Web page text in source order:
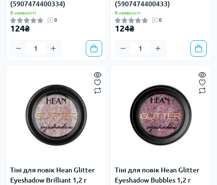
(5907474400334)
В наявності
0
124₴
(5907474400433)
В наявності
0
124₴
Тіні для повік Hean Glitter
Eyeshadow Brilliant 1,2 г
Тіні для повік Hean Glitter
Eyeshadow Bubbles 1,2 г